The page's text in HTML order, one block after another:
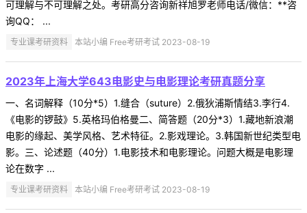
可理解与不可理解之处。考研高分咨询新祥旭罗老师电话/微信：**咨
询QQ： ...
专业课考研资料 本站小编 Free考研考试 2023-08-19
2023年上海大学643电影史与电影理论考研真题分享
一、名词解释（10分*5）1.缝合（suture）2.俄狄浦斯情结3.李行4.
《电影的锣鼓》5.英格玛伯格曼二、简答题（20分*3）1.藏地新浪潮
电影的缘起、美学风格、艺术特征。2.影戏理论。3.韩国新世纪类型电
影。三、论述题（40分）1.电影技术和电影理论。问题大概是电影理
论在数字 ...
专业课考研资料 本站小编 Free考研考试 2023-08-19